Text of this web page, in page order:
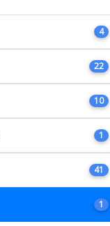
4
22
10
1
41
1